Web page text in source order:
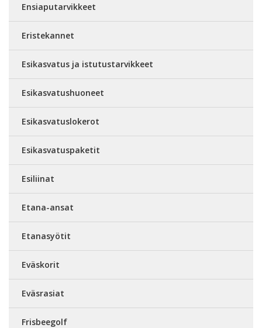
Ensiaputarvikkeet
Eristekannet
Esikasvatus ja istutustarvikkeet
Esikasvatushuoneet
Esikasvatuslokerot
Esikasvatuspaketit
Esiliinat
Etana-ansat
Etanasyötit
Eväskorit
Eväsrasiat
Frisbeegolf